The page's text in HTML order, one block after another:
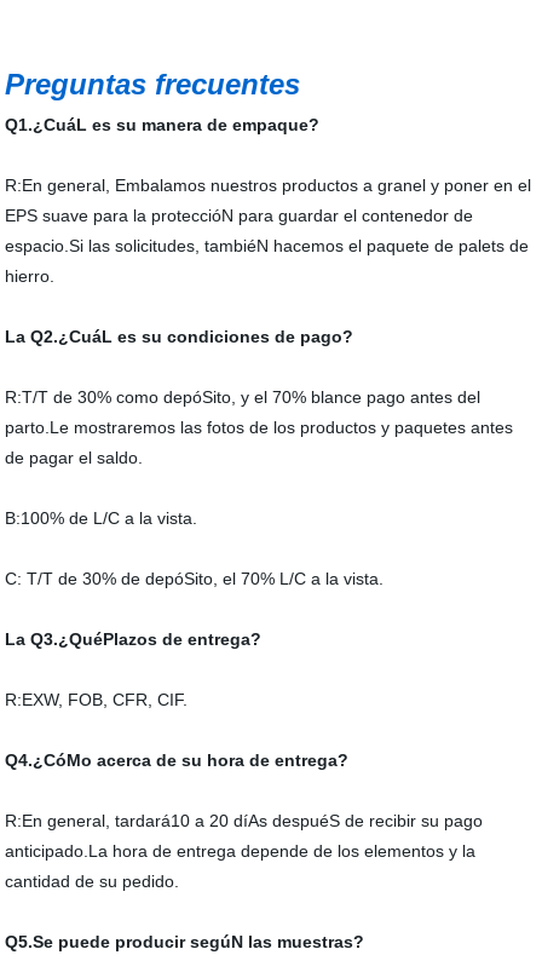
Preguntas frecuentes
Q1.¿CuáL es su manera de empaque?
R:En general, Embalamos nuestros productos a granel y poner en el
EPS suave para la proteccióN para guardar el contenedor de
espacio.Si las solicitudes, tambiéN hacemos el paquete de palets de
hierro.
La Q2.¿CuáL es su condiciones de pago?
R:T/T de 30% como depóSito, y el 70% blance pago antes del
parto.Le mostraremos las fotos de los productos y paquetes antes
de pagar el saldo.
B:100% de L/C a la vista.
C: T/T de 30% de depóSito, el 70% L/C a la vista.
La Q3.¿QuéPlazos de entrega?
R:EXW, FOB, CFR, CIF.
Q4.¿CóMo acerca de su hora de entrega?
R:En general, tardará10 a 20 díAs despuéS de recibir su pago
anticipado.La hora de entrega depende de los elementos y la
cantidad de su pedido.
Q5.Se puede producir segúN las muestras?